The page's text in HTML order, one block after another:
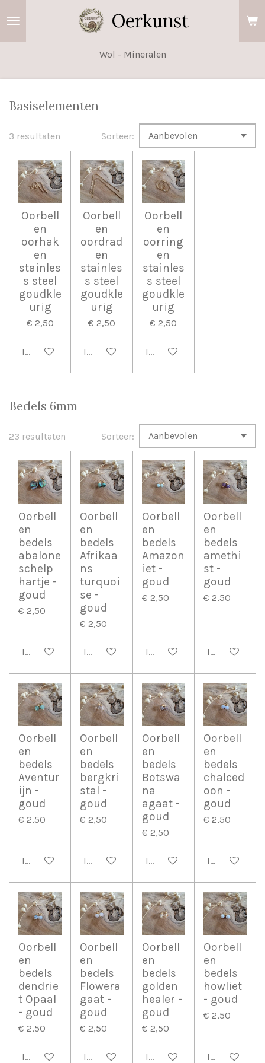
hoofdinhoud
Oerkunst
Wol - Mineralen
Basiselementen
3 resultaten Sorteer:
Oorbell
en
oorhak
en
stainles
s steel
goudkle
urig
€ 2,50
In winkelwagen
Oorbell
en
oordrad
en
stainles
s steel
goudkle
urig
€ 2,50
In winkelwagen
Oorbell
en
oorring
en
stainles
s steel
goudkle
urig
€ 2,50
In winkelwagen
Bedels 6mm
23 resultaten Sorteer:
Oorbell
en
bedels
abalone
schelp
hartje -
goud
€ 2,50
In winkelwagen
Oorbell
en
bedels
Afrikaa
ns
turquoi
se -
goud
€ 2,50
In winkelwagen
Oorbell
en
bedels
Amazon
iet -
goud
€ 2,50
In winkelwagen
Oorbell
en
bedels
amethi
st -
goud
€ 2,50
In
Oorbell
en
bedels
Aventur
ijn -
goud
€ 2,50
In winkelwagen
Oorbell
en
bedels
bergkri
stal -
goud
€ 2,50
In winkelwagen
Oorbell
en
bedels
Botswa
na
agaat -
goud
€ 2,50
In winkelwagen
Oorbell
en
bedels
chalced
oon -
goud
€ 2,50
In
Oorbell
en
bedels
dendrie
t Opaal
- goud
€ 2,50
In winkelwagen
Oorbell
en
bedels
Flowera
gaat -
goud
€ 2,50
In winkelwagen
Oorbell
en
bedels
golden
healer -
goud
€ 2,50
In winkelwagen
Oorbell
en
bedels
howliet
- goud
€ 2,50
In